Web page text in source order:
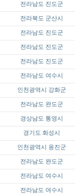
전라남도 진도군
전라북도 군산시
전라남도 진도군
전라남도 진도군
전라남도 진도군
전라남도 여수시
인천광역시 강화군
전라남도 완도군
경상남도 통영시
경기도 화성시
인천광역시 옹진군
전라남도 완도군
전라남도 여수시
전라남도 여수시